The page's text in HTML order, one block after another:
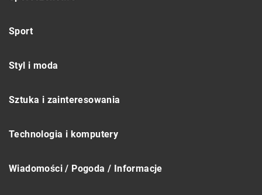
Sport
Styl i moda
Sztuka i zainteresowania
Technologia i komputery
Wiadomości / Pogoda / Informacje